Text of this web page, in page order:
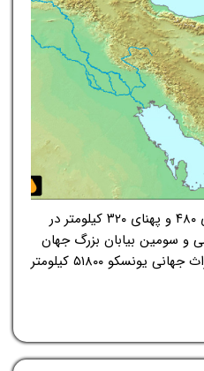
بیابان لوت یا دشت لوت، با درازای ۴۸۰ و پهنای ۳۲۰ کیلومتر در
و سومین بیابان بزرگ جهان
است. گستردگی دشت لوت در میراث جهانی یونسکو ۵۱۸۰۰ کیلومتر